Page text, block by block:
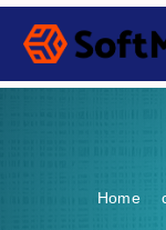
S
p
Home